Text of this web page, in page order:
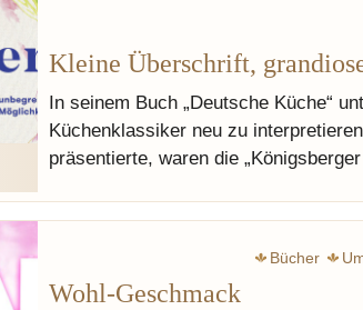
Kleine Überschrift,
In seinem Buch „Deutsche Küche“
Küchenklassiker neu zu
präsentierte, waren die
Bücher
Wohl-Geschmack